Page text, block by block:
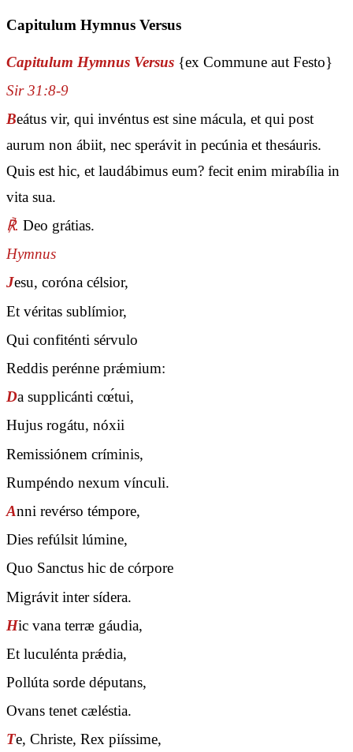
Capitulum Hymnus Versus
Capitulum Hymnus Versus {ex Commune aut Festo}
Sir 31:8-9
Beátus vir, qui invéntus est sine mácula, et qui post
aurum non ábiit, nec sperávit in pecúnia et thesáuris.
Quis est hic, et laudábimus eum? fecit enim mirabília in
vita sua.
℟. Deo grátias.
Hymnus
Jesu, coróna célsior,
Et véritas sublímior,
Qui confiténti sérvulo
Reddis perénne prǽmium:
Da supplicánti cœ́tui,
Hujus rogátu, nóxii
Remissiónem críminis,
Rumpéndo nexum vínculi.
Anni revérso témpore,
Dies refúlsit lúmine,
Quo Sanctus hic de córpore
Migrávit inter sídera.
Hic vana terræ gáudia,
Et luculénta prǽdia,
Pollúta sorde députans,
Ovans tenet cæléstia.
Te, Christe, Rex piíssime,